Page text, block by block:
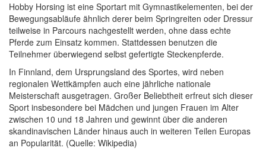
Hobby Horsing ist eine Sportart mit Gymnastikelementen, bei der
Bewegungsabläufe ähnlich derer beim Springreiten oder Dressur
teilweise in Parcours nachgestellt werden, ohne dass echte
Pferde zum Einsatz kommen. Stattdessen benutzen die
Teilnehmer überwiegend selbst gefertigte Steckenpferde.
In Finnland, dem Ursprungsland des Sportes, wird neben
regionalen Wettkämpfen auch eine jährliche nationale
Meisterschaft ausgetragen. Großer Beliebtheit erfreut sich dieser
Sport insbesondere bei Mädchen und jungen Frauen im Alter
zwischen 10 und 18 Jahren und gewinnt über die anderen
skandinavischen Länder hinaus auch in weiteren Teilen Europas
an Popularität. (Quelle: Wikipedia)